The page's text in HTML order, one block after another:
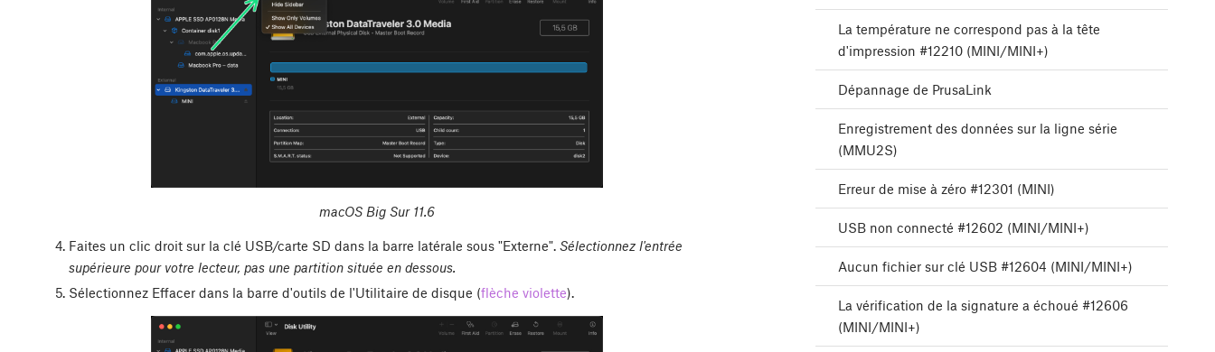
macOS Big Sur 11.6
Faites un clic droit sur la clé USB/carte SD dans la barre latérale sous "Externe". Sélectionnez l'entrée
supérieure pour votre lecteur, pas une partition située en dessous.
Sélectionnez Effacer dans la barre d'outils de l'Utilitaire de disque (flèche violette).
La température ne correspond pas à la tête
d'impression #12210 (MINI/MINI+)
Dépannage de PrusaLink
Enregistrement des données sur la ligne série
(MMU2S)
Erreur de mise à zéro #12301 (MINI)
USB non connecté #12602 (MINI/MINI+)
Aucun fichier sur clé USB #12604 (MINI/MINI+)
La vérification de la signature a échoué #12606
(MINI/MINI+)